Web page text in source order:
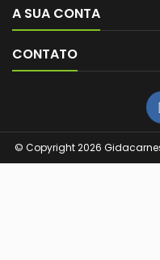
A SUA CONTA
CONTATO
© Copyright 2026